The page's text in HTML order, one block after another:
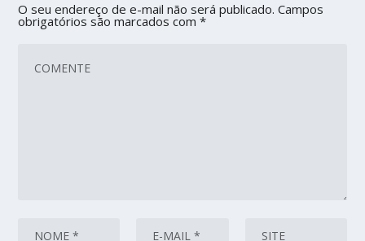
O seu endereço de e-mail não será publicado. Campos
obrigatórios são marcados com*